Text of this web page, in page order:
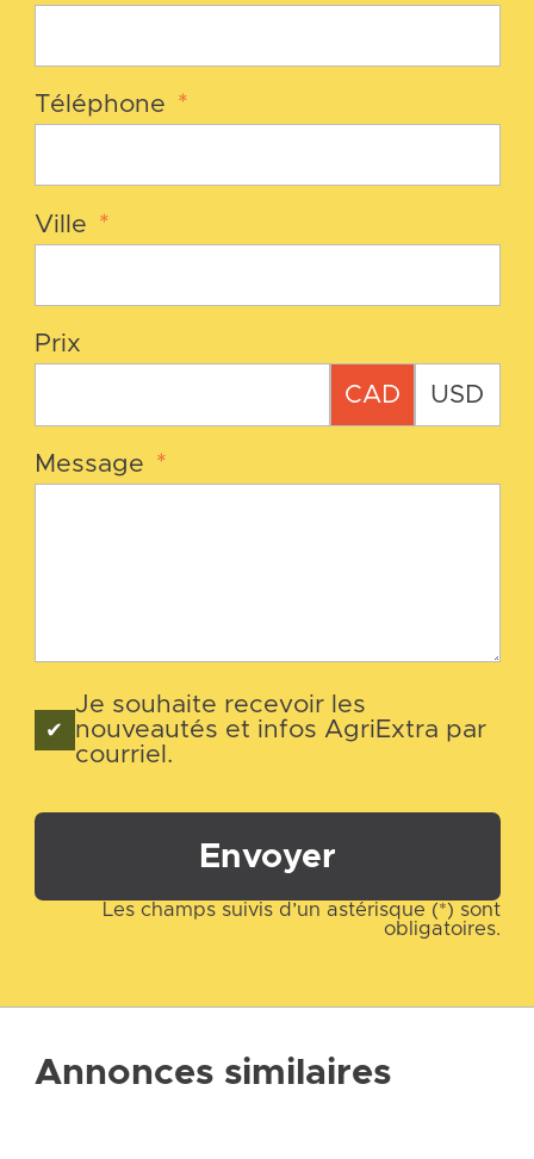
Téléphone *
Ville *
Prix
CAD USD
Message *
Je souhaite recevoir les
nouveautés et infos AgriExtra par
courriel.
Envoyer
Les champs suivis d’un astérisque (*) sont
obligatoires.
Annonces similaires